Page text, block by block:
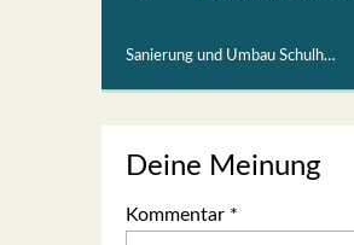
Sanierung und Umbau Schulhaus Sternenfeld (2)
Deine Meinung
Kommentar *